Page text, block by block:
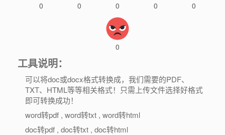
0 0 0 0 0
0
工具说明：
可以将doc或docx格式转换成，我们需要的PDF、
TXT、HTML等等相关格式！只需上传文件选择好格式
即可转换成功！
word转pdf , word转txt , word转html
doc转pdf , doc转txt , doc转html